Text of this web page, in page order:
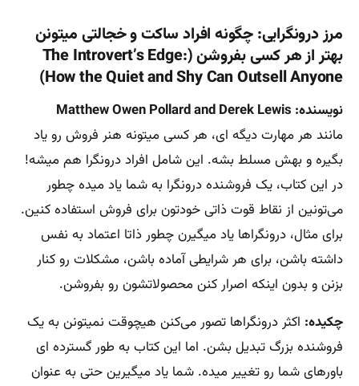
مرز درونگرایی: چگونه افراد ساکت و خجالتی میتونن
بهتر از هر کسی بفروشن (The Introvert’s Edge:
How the Quiet and Shy Can Outsell Anyone)
نویسنده: Matthew Owen Pollard and Derek Lewis
مانند هر مهارت دیگه ای، هر کسی میتونه هنر فروش رو یاد
بگیره و بهش مسلط بشه. این شامل افراد درونگرا هم میشه!
در این کتاب، یک فروشنده درونگرا به شما یاد میده چطور
می‌تونین از نقاط قوت ذاتی خودتون برای فروش استفاده کنین.
برای مثال، درونگراها یاد میگیرن چطور ذاتا اعتماد به نفس
داشته باشن، برای هر شرایطی آماده باشن، مشکلات رو کنار
بزنن و بدون اینکه اصرار کنن محصولاتشون رو بفروشن.
چکیده: اکثر درونگراها تصور می‌کنن هیچوقت نمیتونن به یک
فروشنده بزرگ تبدیل بشن. اما این کتاب به طور گسترده ای
باورهای شما رو تغییر میده. شما یاد میگیرین حتی به عنوان